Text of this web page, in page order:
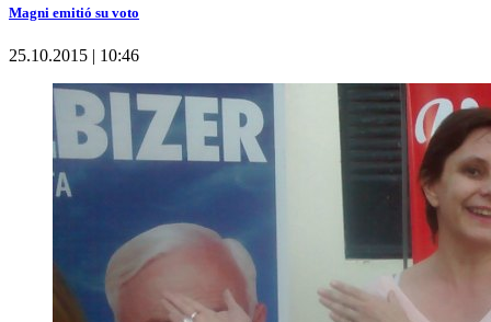
Magni emitió su voto
25.10.2015 | 10:46